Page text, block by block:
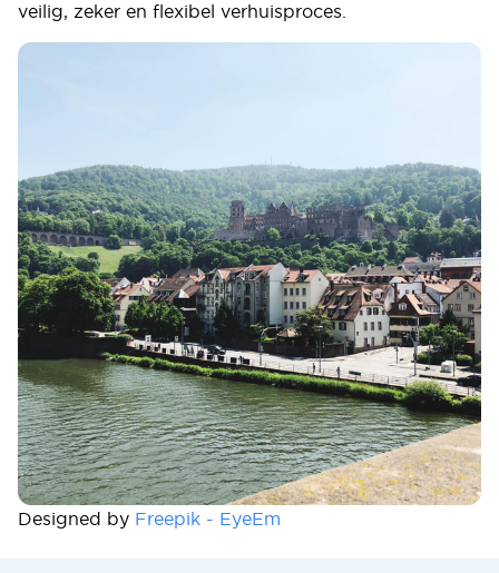
veilig, zeker en flexibel verhuisproces.
Designed by Freepik - EyeEm